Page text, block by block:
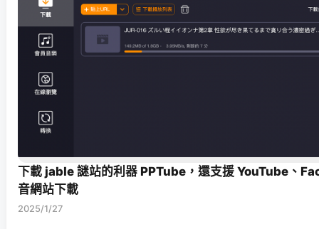
下載 jable 謎站的利器 PPTube，還支援 YouTube、
音網站下載
2025/1/27